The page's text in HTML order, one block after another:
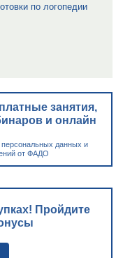
по логопедии
занятия,
и онлайн
данных и
от ФАДО
Пройдите